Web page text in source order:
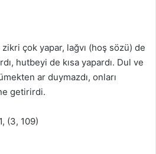
çok yapar, lağvı (hoş sözü) de
hutbeyi de kısa yapardı. Dul ve
ar duymazdı, onları
getirirdi.
(3, 109)